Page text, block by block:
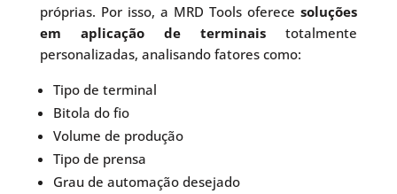
próprias. Por isso, a MRD Tools oferecesoluções
em aplicação de terminais totalmente
personalizadas, analisando fatores como:
Tipo de terminal
Bitola do fio
Volume de produção
Tipo de prensa
Grau de automação desejado